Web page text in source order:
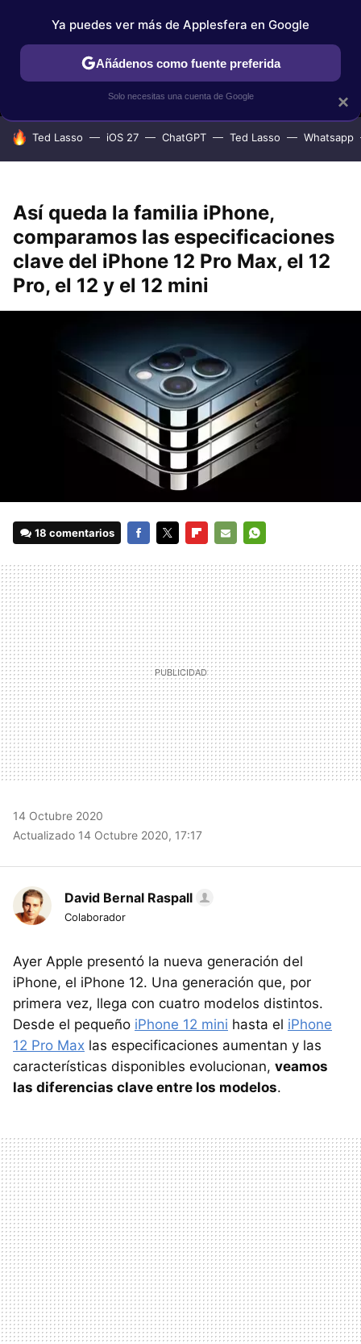
MENÚ NUEVO
TUTORIALES APPLESFERA SELECCIÓN
HOY SE HABLA DE
Ted Lasso iOS 27 ChatGPT Ted Lasso Whatsapp
Así queda la familia iPhone,
comparamos las especificaciones
clave del iPhone 12 Pro Max, el 12
Pro, el 12 y el 12 mini
18 comentarios
MAIL
14 Octubre 2020
Actualizado 14 Octubre 2020, 17:17
David Bernal Raspall
Colaborador
Ayer Apple presentó la nueva generación del
iPhone, el iPhone 12. Una generación que, por
primera vez, llega con cuatro modelos distintos.
Desde el pequeño iPhone 12 mini hasta el iPhone
12 Pro Max las especificaciones aumentan y las
características disponibles evolucionan, veamos
las diferencias clave entre los modelos.
×
Ya puedes ver más de Applesfera en Google
Añádenos como fuente preferida
Solo necesitas una cuenta de Google